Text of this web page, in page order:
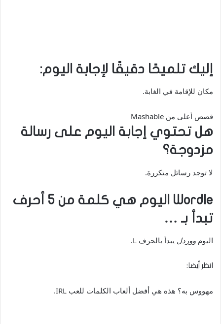
إليك تلميحًا دقيقًا لإجابة اليوم:
مكان للإقامة في الغابة.
قصص أعلى من Mashable
هل تحتوي إجابة اليوم على رسالة
مزدوجة؟
لا توجد رسائل متكررة.
Wordle اليوم هي كلمة من 5 أحرف
تبدأ بـ …
اليوم ووردل يبدأ بالحرف L.
انظر أيضا:
مهووس به؟ هذه هي أفضل ألعاب الكلمات للعب IRL.